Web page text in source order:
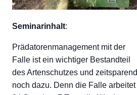
Seminarinhalt:
Prädatorenmanagement mit der
Falle ist ein wichtiger Bestandteil
des Artenschutzes und zeitsparend
noch dazu. Denn die Falle arbeitet